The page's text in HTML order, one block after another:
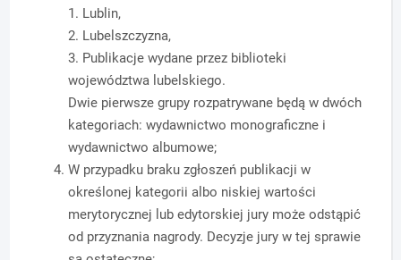
1. Lublin,
2. Lubelszczyzna,
3. Publikacje wydane przez biblioteki
województwa lubelskiego.
Dwie pierwsze grupy rozpatrywane będą w dwóch
kategoriach: wydawnictwo monograficzne i
wydawnictwo albumowe;
W przypadku braku zgłoszeń publikacji w
określonej kategorii albo niskiej wartości
merytorycznej lub edytorskiej jury może odstąpić
od przyznania nagrody. Decyzje jury w tej sprawie